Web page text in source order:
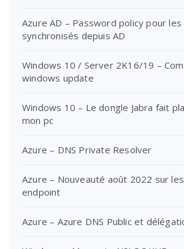
Azure AD – Password policy pour
synchronisés depuis AD
Windows 10 / Server 2K16/19 –
windows update
Windows 10 – Le dongle Jabra fait
mon pc
Azure – DNS Private Resolver
Azure – Nouveauté août 2022 sur
endpoint
Azure – Azure DNS Public et